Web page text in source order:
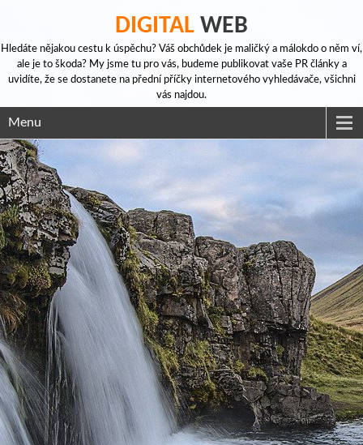
DIGITAL WEB
Hledáte nějakou cestu k úspěchu? Váš obchůdek je maličký a málokdo o něm ví,
ale je to škoda? My jsme tu pro vás, budeme publikovat vaše PR články a
uvidíte, že se dostanete na přední příčky internetového vyhledávače, všichni
vás najdou.
Menu